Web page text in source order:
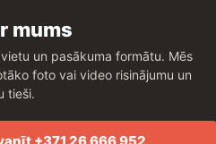
mums
un pasākuma formātu. Mēs
foto vai video risinājumu un
tieši.
+371 26 666 952